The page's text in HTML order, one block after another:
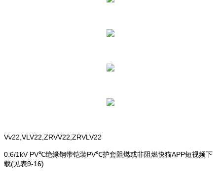
Vv22,VLV22,ZRVV22,ZRVLV22
0.6/1kV PV℃绝缘钢带铠装PV℃护套阻燃或非阻燃快猫APP短视频下
载(见表9-16)